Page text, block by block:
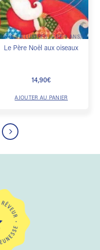
LIVRES ILLUSTRÉS (+ DE 3 ANS)
Le Père Noël aux oiseaux
14,90€
AJOUTER AU PANIER